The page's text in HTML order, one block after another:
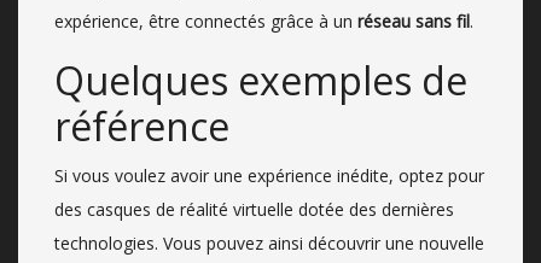
expérience, être connectés grâce à un réseau sans fil.
Quelques exemples de
référence
Si vous voulez avoir une expérience inédite, optez pour
des casques de réalité virtuelle dotée des dernières
technologies. Vous pouvez ainsi découvrir une nouvelle